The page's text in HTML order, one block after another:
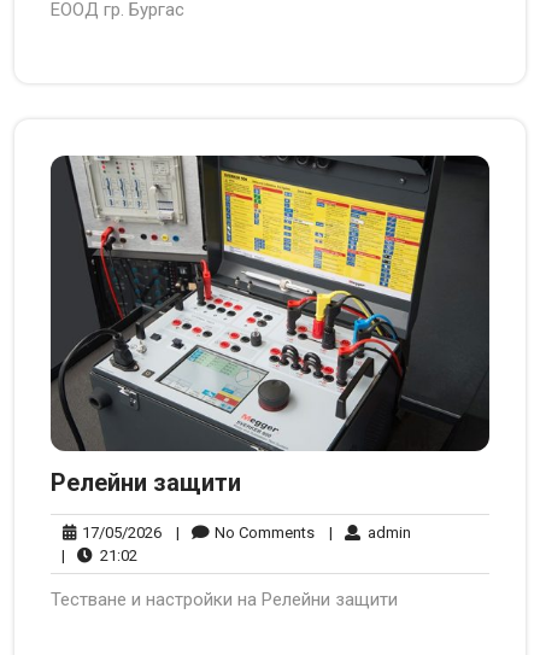
ЕООД гр. Бургас
Релейни защити
17/05/202617/05/2026
| No CommentsNo| admin
|
21:02
Тестване и настройки на Релейни защити